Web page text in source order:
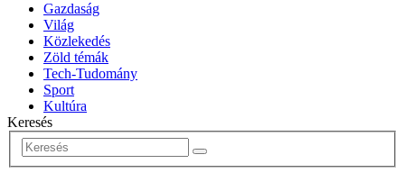
Gazdaság
Világ
Közlekedés
Zöld témák
Tech-Tudomány
Sport
Kultúra
Keresés